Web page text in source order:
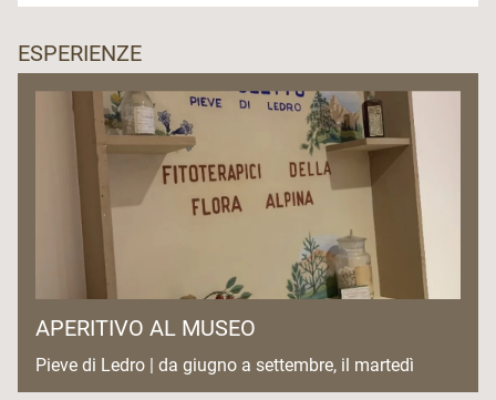
ESPERIENZE
APERITIVO AL MUSEO
Pieve di Ledro | da giugno a settembre, il martedì